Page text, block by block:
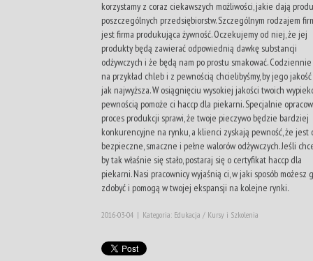
korzystamy z coraz ciekawszych możliwości, jakie dają
poszczególnych przedsiębiorstw. Szczególnym rodzajem
jest firma produkująca żywność. Oczekujemy od niej, że jej
produkty będą zawierać odpowiednią dawkę substancji
odżywczych i że będą nam po prostu smakować.
na przykład chleb i z pewnością chcielibyśmy, by jego jakość
jak najwyższa. W osiągnięciu wysokiej jakości twoich
pewnością pomoże ci haccp dla piekarni. Specjalnie
proces produkcji sprawi, że twoje pieczywo będzie bardziej
konkurencyjne na rynku, a klienci zyskają pewność, że jest
bezpieczne, smaczne i pełne walorów odżywczych. Jeśli
by tak właśnie się stało, postaraj się o certyfikat haccp dla
piekarni. Nasi pracownicy wyjaśnią ci, w jaki sposób możesz
zdobyć i pomogą w twojej ekspansji na kolejne rynki.
2016-03-04 | Kategoria: Edukacja / Kursy i Szkolenia